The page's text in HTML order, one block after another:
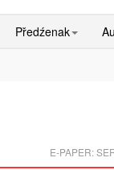
Předźenak
E-PAPER: